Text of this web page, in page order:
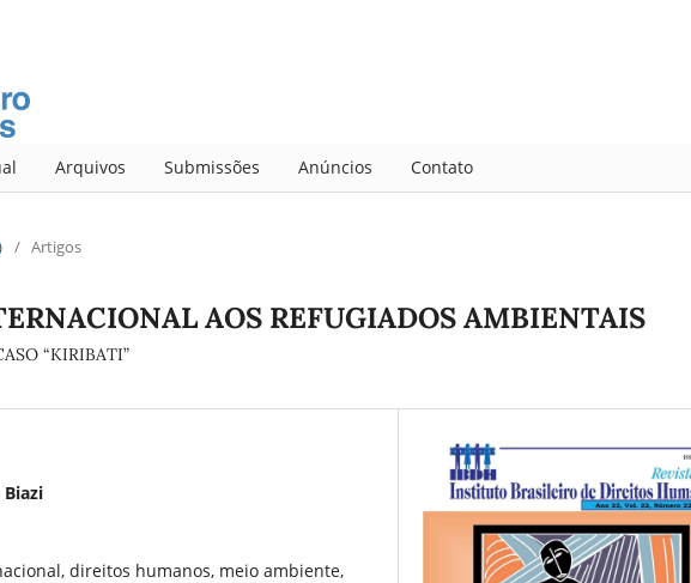
Arquivos Submissões Anúncios Contato
/ Artigos
AOS REFUGIADOS AMBIENTAIS
“KIRIBATI”
direitos humanos, meio ambiente,